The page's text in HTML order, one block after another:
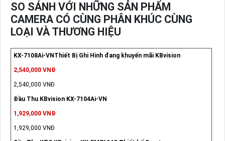
SO SÁNH VỚI NHỮNG SẢN PHẨM
CAMERA CÓ CÙNG PHÂN KHÚC CÙNG
LOẠI VÀ THƯƠNG HIỆU
KX-7108Ai-VNThiết Bị Ghi Hình đang khuyến mãi KBvision
2,540,000 VNĐ
2,540,000 VNĐ
Đầu Thu KBvision KX-7104Ai-VN
1,929,000 VNĐ
1,929,000 VNĐ